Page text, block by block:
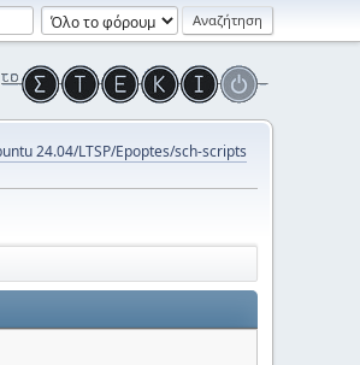
24.04/LTSP/Epoptes/sch-scripts